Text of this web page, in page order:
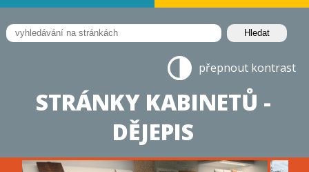
přepnout kontrast
STRÁNKY KABINETŮ -
DĚJEPIS